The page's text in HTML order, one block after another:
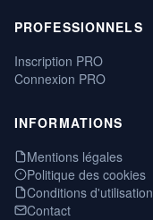
PROFESSIONNELS
Inscription PRO
Connexion PRO
INFORMATIONS
Mentions légales
Politique des cookies
Conditions d'utilisation
Contact